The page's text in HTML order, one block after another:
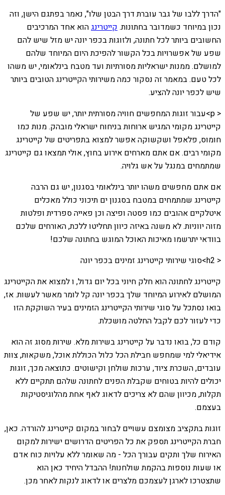
"הדרך ללבו של גבר עוברת דרך הבטן שלו", נאמר בפתגם הישן, וזה
נכון במיוחד כשמדובר בחתונות.קייטרינגהוא אחד המרכיבים
החשובים ביותר לכל חתונה, ולזוגות בכפר יונה יש מזל שיש להם
שפע של אפשרויות בכל הקשור להפיכת היום המיוחד שלהם
למושלם. ממנות ישראליות מסורתיות ועד מטבח בינלאומי, יש משהו
לכל טעם. במאמר זה נסקור כמה משירותי הקייטרינג הטובים ביותר
שיש לכפר יונה להציע.
< p>עבור זוגות המחפשים חוויה מסורתית יותר, יש שפע של
קייטרינג מקומי המגיש ארוחות בניחוח ישראלי מובהק. מנות כמו
חומוס, פלאפל ושקשוקה אפשר למצוא בתפריטים של קייטרינג
מקומי רבים. אם אתם מארחים אירוע בחוץ, אולי תמצאו גם קייטרינג
שמתמחים במנגל על אש גלויה.
אם אתם מחפשים משהו יותר בינלאומי בסגנון, יש גם הרבה
קייטרינג שמתמחים במטבח בסגנון ים תיכוני כולל מאכלים
איטלקיים אהובים כמו פסטה ופיצה וכן פאייה ספרדית ופלטות
מזוה יווניות. לא משנה באיזה כיוון תחליטו ללכת, האורחים שלכם
בוודאי יתרשמו מאיכות האוכל המוגש בחתונה שלכם!
< h2>סוגי שירותי קייטרינג זמינים בכפר יונה
קייטרינג לחתונה הוא חלק חיוני בכל יום גדול, ו למצוא את הקייטרינג
המושלם לאירוע המיוחד שלך בכפר יונה קל לומר מאשר לעשות. אז,
בואו נסתכל על סוגי שירותי הקייטרינג הזמינים בעיר השוקקת הזו
כדי לעזור לכם לקבל החלטה מושכלת.
קודם כל, בואו נדבר על קייטרינג בשירות מלא. שירות מסוג זה הוא
אידיאלי למי שמחפש חבילת הכל כלול הכוללת אוכל, משקאות, צוות
עובדים, השכרת ציוד, ערכות שולחן וקישוטים. כתוצאה מכך, זוגות
יכולים להיות בטוחים שקבלת הפנים לחתונה שלהם תתקיים ללא
תקלות, מכיוון שהם לא צריכים לדאוג לאף אחת מהלוגיסטיקות
בעצמם.
זוגות בתקציב מצומצם עשויים לבחור במקום קייטרינג להורדה. כאן,
חברת הקייטרינג תספק את כל הפריטים הדרושים ישירות למקום
האירוח שלך ותקים עבורך הכל - מה שאומר ללא עלויות כוח אדם
או שעות נוספות בהקמת שולחנות! ההבדל היחיד כאן הוא
שתצטרכו לארגן לעצמכם מלצרים או לדאוג לנקות לאחר מכן.